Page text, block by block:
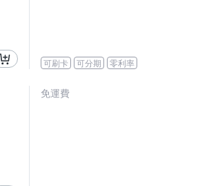
可刷卡 可分期 零利率
免運費